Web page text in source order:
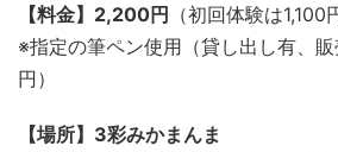
【料金】2,200円 （初回体験は1,100
※指定の筆ペン使用（貸し出し有、
円）
【場所】3彩みかまんま